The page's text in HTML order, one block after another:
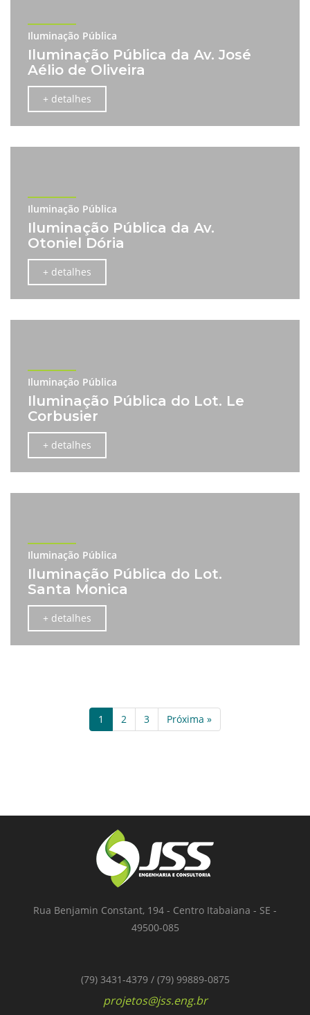
Iluminação Pública
Iluminação Pública da Av. José
Aélio de Oliveira
+ detalhes
Iluminação Pública
Iluminação Pública da Av.
Otoniel Dória
+ detalhes
Iluminação Pública
Iluminação Pública do Lot. Le
Corbusier
+ detalhes
Iluminação Pública
Iluminação Pública do Lot.
Santa Monica
+ detalhes
1 2 3 Próxima »
Rua Benjamin Constant, 194 - Centro Itabaiana - SE -
49500-085
(79) 3431-4379 / (79) 99889-0875
projetos@jss.eng.br